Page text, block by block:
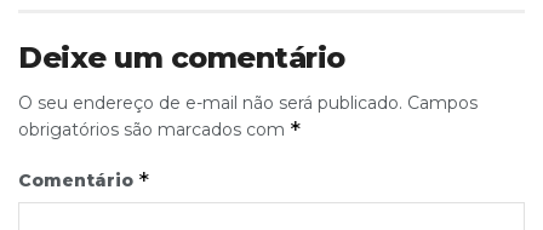
Deixe um comentário
O seu endereço de e-mail não será publicado. Campos
obrigatórios são marcados com *
Comentário *